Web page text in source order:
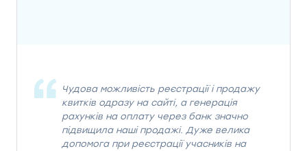
Чудова можливість реєстрації і продажу
квитків одразу на сайті, а генерація
рахунків на оплату через банк значно
підвищила наші продажі. Дуже велика
допомога при реєстрації учасників на